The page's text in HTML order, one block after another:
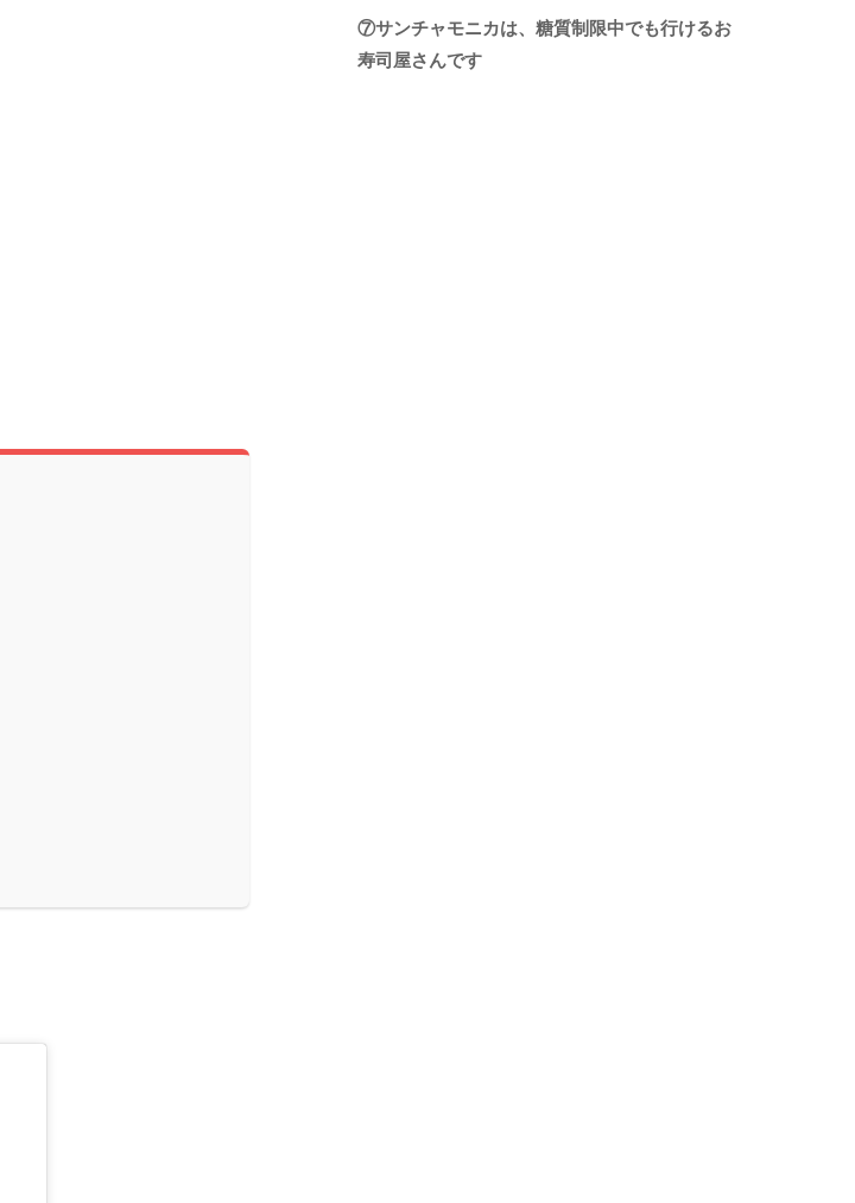
⑦サンチャモニカは、糖質制限中でも行けるお
寿司屋さんです